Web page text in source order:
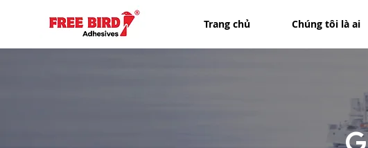
Trang chủ Chúng tôi là ai